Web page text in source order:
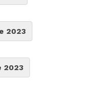
2023
2023